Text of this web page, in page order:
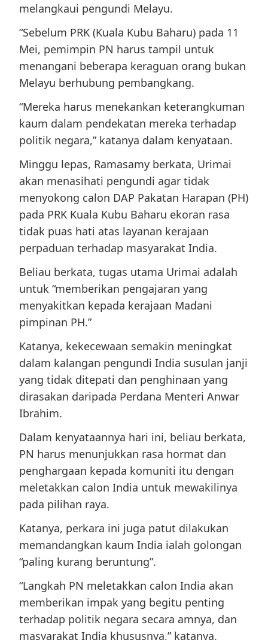
melangkaui pengundi Melayu.
“Sebelum PRK (Kuala Kubu Baharu) pada 11
Mei, pemimpin PN harus tampil untuk
menangani beberapa keraguan orang bukan
Melayu berhubung pembangkang.
“Mereka harus menekankan keterangkuman
kaum dalam pendekatan mereka terhadap
politik negara,” katanya dalam kenyataan.
Minggu lepas, Ramasamy berkata, Urimai
akan menasihati pengundi agar tidak
menyokong calon DAP Pakatan Harapan (PH)
pada PRK Kuala Kubu Baharu ekoran rasa
tidak puas hati atas layanan kerajaan
perpaduan terhadap masyarakat India.
Beliau berkata, tugas utama Urimai adalah
untuk “memberikan pengajaran yang
menyakitkan kepada kerajaan Madani
pimpinan PH.”
Katanya, kekecewaan semakin meningkat
dalam kalangan pengundi India susulan janji
yang tidak ditepati dan penghinaan yang
dirasakan daripada Perdana Menteri Anwar
Ibrahim.
Dalam kenyataannya hari ini, beliau berkata,
PN harus menunjukkan rasa hormat dan
penghargaan kepada komuniti itu dengan
meletakkan calon India untuk mewakilinya
pada pilihan raya.
Katanya, perkara ini juga patut dilakukan
memandangkan kaum India ialah golongan
“paling kurang beruntung”.
“Langkah PN meletakkan calon India akan
memberikan impak yang begitu penting
terhadap politik negara secara amnya, dan
masyarakat India khususnya,” katanya.